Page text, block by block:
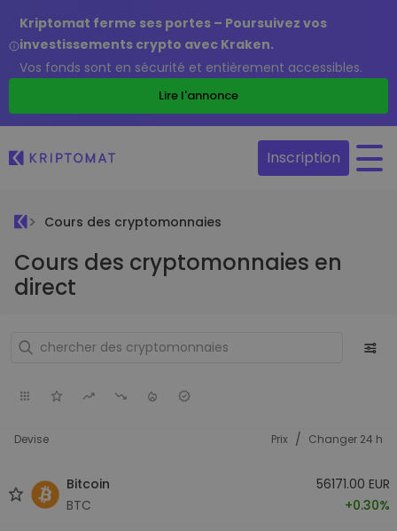
Kriptomat ferme ses portes – Poursuivez vos
investissements crypto avec Kraken.
Vos fonds sont en sécurité et entièrement accessibles.
Lire l'annonce
Inscription
Cours des cryptomonnaies
Cours des cryptomonnaies en
direct
Devise Prix / Changer 24 h
Bitcoin
BTC
56171.00 EUR
+0.30%